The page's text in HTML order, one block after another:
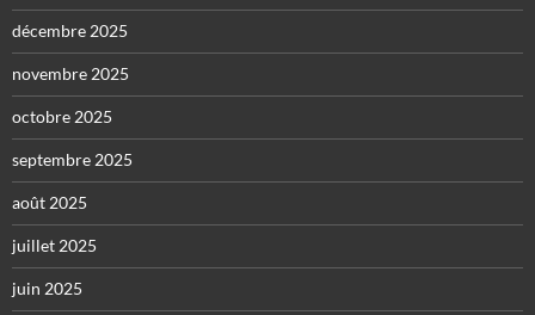
décembre 2025
novembre 2025
octobre 2025
septembre 2025
août 2025
juillet 2025
juin 2025